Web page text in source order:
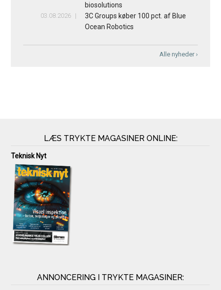
biosolutions
03.08.2026
3C Groups køber 100 pct. af Blue
Ocean Robotics
Alle nyheder ›
LÆS TRYKTE MAGASINER ONLINE:
Teknisk Nyt
ANNONCERING I TRYKTE MAGASINER: